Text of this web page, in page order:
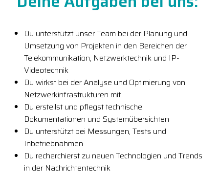
Du unterstützt unser Team bei der Planung und
Umsetzung von Projekten in den Bereichen der
Telekommunikation, Netzwerktechnik und IP-
Videotechnik
Du wirkst bei der Analyse und Optimierung von
Netzwerkinfrastrukturen mit
Du erstellst und pflegst technische
Dokumentationen und Systemübersichten
Du unterstützt bei Messungen, Tests und
Inbetriebnahmen
Du recherchierst zu neuen Technologien und Trends
in der Nachrichtentechnik